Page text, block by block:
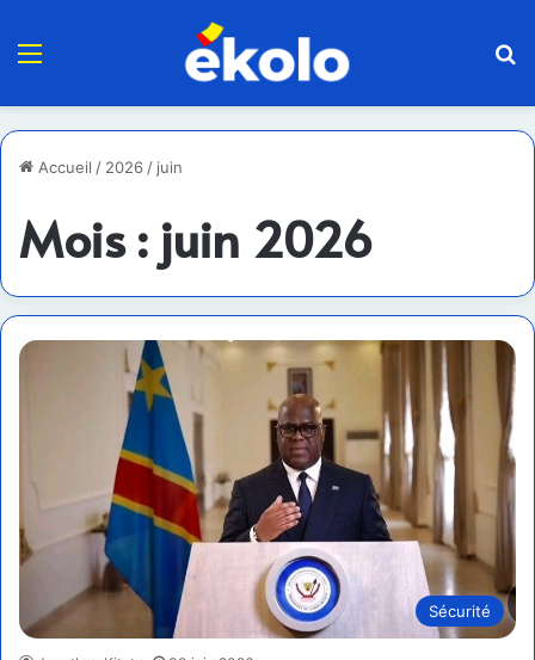
Menu
Accueil / 2026 / juin
Mois : juin 2026
Sécurité